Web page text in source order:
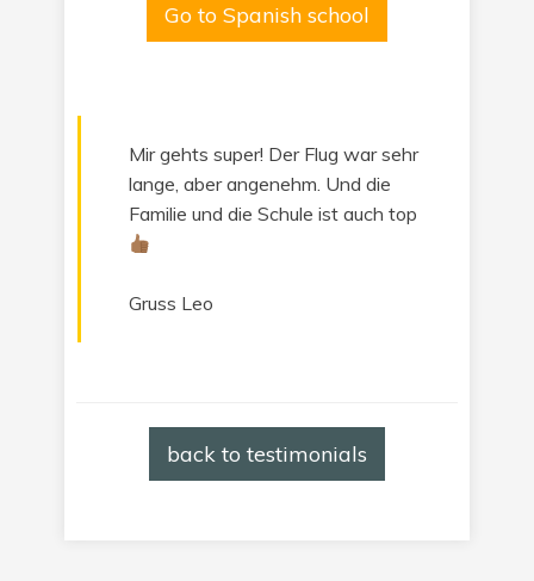
Go to Spanish school
Mir gehts super! Der Flug war sehr
lange, aber angenehm. Und die
Familie und die Schule ist auch top
Gruss Leo
back to testimonials